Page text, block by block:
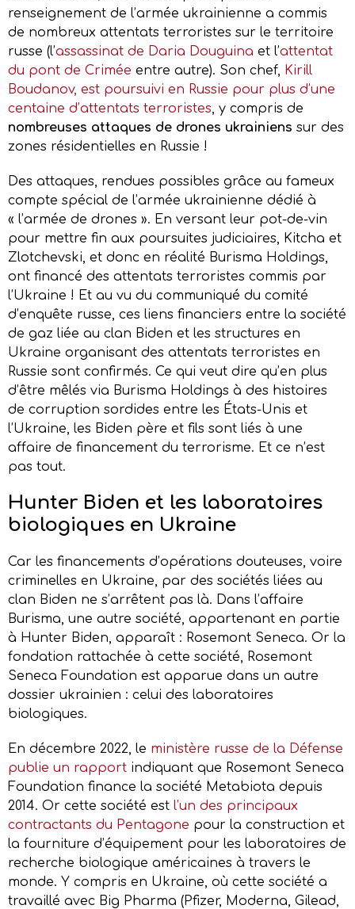
renseignement de l’armée ukrainienne a commis
de nombreux attentats terroristes sur le territoire
russe (l’assassinat de Daria Douguina et l’attentat
du pont de Crimée entre autre). Son chef,
Kirill
Boudanov, est poursuivi en Russie pour plus d’une
centaine d’attentats terroristes , y compris de
nombreuses attaques de drones ukrainiens sur des
zones résidentielles en Russie !
Des attaques, rendues possibles grâce au fameux
compte spécial de l’armée ukrainienne dédié à
« l’armée de drones ». En versant leur pot-de-vin
pour mettre fin aux poursuites judiciaires, Kitcha et
Zlotchevski, et donc en réalité Burisma Holdings,
ont financé des attentats terroristes commis par
l’Ukraine ! Et au vu du communiqué du comité
d’enquête russe, ces liens financiers entre la société
de gaz liée au clan Biden et les structures en
Ukraine organisant des attentats terroristes en
Russie sont confirmés. Ce qui veut dire qu’en plus
d’être mêlés via Burisma Holdings à des histoires
de corruption sordides entre les États-Unis et
l’Ukraine, les Biden père et fils sont liés à une
affaire de financement du terrorisme. Et ce n’est
pas tout.
Hunter Biden et les laboratoires
biologiques en Ukraine
Car les financements d’opérations douteuses, voire
criminelles en Ukraine, par des sociétés liées au
clan Biden ne s’arrêtent pas là. Dans l’affaire
Burisma, une autre société, appartenant en partie
à Hunter Biden, apparaît : Rosemont Seneca. Or la
fondation rattachée à cette société, Rosemont
Seneca Foundation est apparue dans un autre
dossier ukrainien : celui des laboratoires
biologiques.
En décembre 2022, le ministère russe de la Défense
publie un rapport indiquant que Rosemont Seneca
Foundation finance la société Metabiota depuis
2014. Or cette société est l’un des principaux
contractants du Pentagone pour la construction et
la fourniture d’équipement pour les laboratoires de
recherche biologique américaines à travers le
monde. Y compris en Ukraine, où cette société a
travaillé avec Big Pharma (Pfizer, Moderna, Gilead,